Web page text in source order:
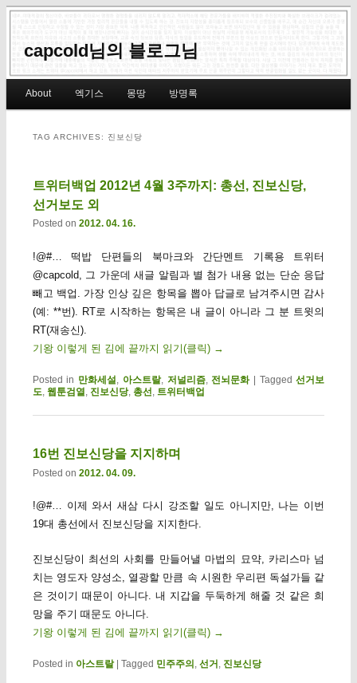
capcold님의 블로그님
Skip to primary content
Skip to secondary content
About 엑기스 몽땅 방명록
TAG ARCHIVES: 진보신당
트위터백업 2012년 4월 3주까지: 총선, 진보신당,
선거보도 외
Posted on 2012. 04. 16.
!@#… 떡밥 단편들의 북마크와 간단멘트 기록용 트위터
@capcold, 그 가운데 새글 알림과 별 첨가 내용 없는 단순 응답
빼고 백업. 가장 인상 깊은 항목을 뽑아 답글로 남겨주시면 감사
(예: **번). RT로 시작하는 항목은 내 글이 아니라 그 분 트윗의
RT(재송신).
기왕 이렇게 된 김에 끝까지 읽기(클릭) →
Posted in 만화세설 아스트랄, 저널리즘, 전뇌문화 | Tagged 선거보
도 웹툰검열 진보신당, 총선 트위터백업
16번 진보신당을 지지하며
Posted on 2012. 04. 09.
!@#… 이제 와서 새삼 다시 강조할 일도 아니지만, 나는 이번
19대 총선에서 진보신당을 지지한다.
진보신당이 최선의 사회를 만들어낼 마법의 묘약, 카리스마 넘
치는 영도자 양성소, 열광할 만큼 속 시원한 우리편 독설가들 같
은 것이기 때문이 아니다. 내 지갑을 두둑하게 해줄 것 같은 희
망을 주기 때문도 아니다.
기왕 이렇게 된 김에 끝까지 읽기(클릭) →
Posted in 아스트랄 Tagged 민주주의 , 선거 , 진보신당